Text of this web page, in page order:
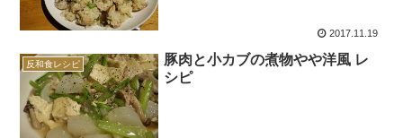
2017.11.19
反和食レシピ
豚肉と小カブの煮物やや洋風 レ
シピ